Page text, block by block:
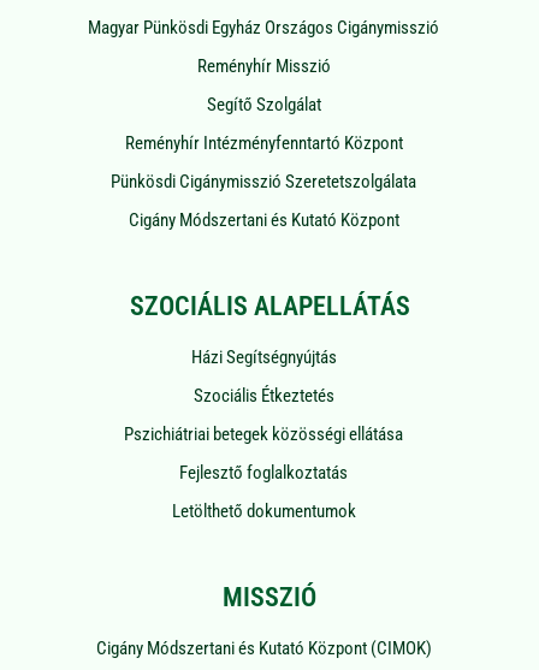
Magyar Pünkösdi Egyház Országos Cigánymisszió
Reményhír Misszió
Segítő Szolgálat
Reményhír Intézményfenntartó Központ
Pünkösdi Cigánymisszió Szeretetszolgálata
Cigány Módszertani és Kutató Központ
SZOCIÁLIS ALAPELLÁTÁS
Házi Segítségnyújtás
Szociális Étkeztetés
Pszichiátriai betegek közösségi ellátása
Fejlesztő foglalkoztatás
Letölthető dokumentumok
MISSZIÓ
Cigány Módszertani és Kutató Központ (CIMOK)